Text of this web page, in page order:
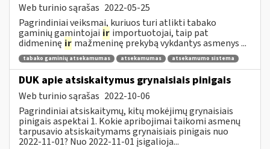
Web turinio sąrašas 2022-05-25
Pagrindiniai veiksmai, kuriuos turi atlikti tabako
gaminių gamintojai ir importuotojai, taip pat
didmeninę ir mažmeninę prekybą vykdantys asmenys ...
tabako gaminių atsekamumas atsekamumas atsekamumo sistema
DUK apie atsiskaitymus grynaisiais pinigais
Web turinio sąrašas 2022-10-06
Pagrindiniai atsiskaitymų, kitų mokėjimų grynaisiais
pinigais aspektai 1. Kokie apribojimai taikomi asmenų
tarpusavio atsiskaitymams grynaisiais pinigais nuo
2022-11-01? Nuo 2022-11-01 įsigalioja...